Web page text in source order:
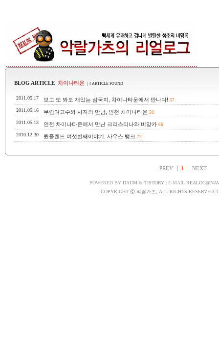
BLOG ARTICLE 차이나타운 | 4 ARTICLE FOUND
2011.05.17 보고 또 봐도 재밌는 삼국지, 차이나타운에서 만나다! 57
2011.05.16 무림여고수와 사자의 만남, 인천 차이나타운 50
2011.05.13 인천 차이나타운에서 만난 크리스티나와 비앙카 66
2010.12.30 퀸즐랜드 여섯번째이야기, 사우스 뱅크 72
PREV 1 NEXT
POWERED BY DAUM & TISTORY | E-MAIL
COPYRIGHT ⓒ 악랄가츠, ALL RIGHTS RESERVED.